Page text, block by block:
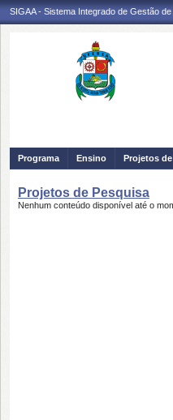
SIGAA - Sistema Integrado de Gestão
Programa Ensino Projetos
Projetos de Pesquisa
Nenhum conteúdo disponível até o